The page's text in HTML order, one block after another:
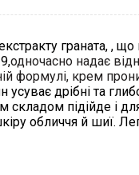
граната, , що
одночасно надає
формулі, крем
усуває дрібні та
складом підійде і
обличчя й шиї.